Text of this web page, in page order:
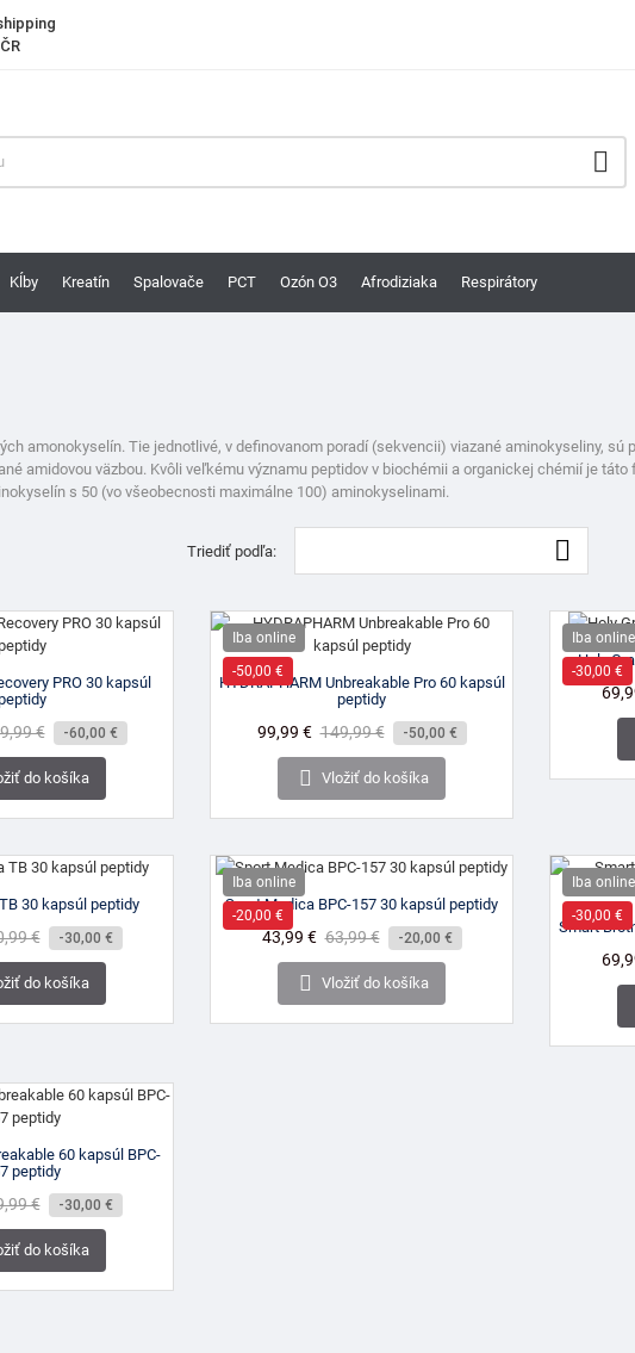

Kĺby Kreatín Spalovače PCT Ozón O3 Afrodiziaka Respirátory
amonokyselín. Tie jednotlivé, v definovanom poradí (sekvencii) viazané aminokyseliny, sú
amidovou väzbou. Kvôli veľkému významu peptidov v biochémii a organickej chémií je táto
s 50 (vo všeobecnosti maximálne 100) aminokyselinami.
Triediť podľa: 
PRO 30 kapsúl
€ -60,00 €
do košíka
Iba online
-50,00 €
HYDRAPHARM Unbreakable Pro 60 kapsúl
peptidy
Cena
99,99 € Bežná
cena
149,99 € -50,00 €
 Vložiť do košíka
Iba online
-30,00 €
Holy
30 kapsúl peptidy
€ -30,00 €
do košíka
Iba online
-20,00 €
Sport Medica BPC-157 30 kapsúl peptidy
Cena
43,99 € Bežná
cena
63,99 € -20,00 €
 Vložiť do košíka
Iba online
-30,00 €
Smart
60 kapsúl BPC-
peptidy
€ -30,00 €
do košíka